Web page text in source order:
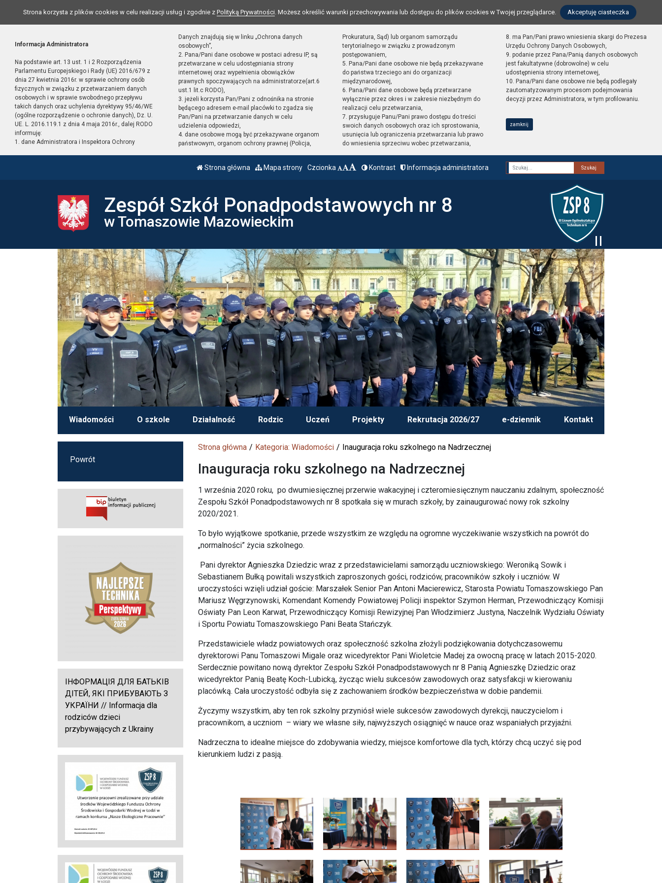
Strona korzysta z plików cookies w celu realizacji usług i zgodnie z Polityką Prywatności. Możesz określić warunki przechowywania lub dostępu do plików cookies w Twojej przeglądarce. Akceptuję ciasteczka
Informacja Administratora
Na podstawie art. 13 ust. 1 i 2 Rozporządzenia
Parlamentu Europejskiego i Rady (UE) 2016/679 z
dnia 27 kwietnia 2016r. w sprawie ochrony osób
fizycznych w związku z przetwarzaniem danych
osobowych i w sprawie swobodnego przepływu
takich danych oraz uchylenia dyrektywy 95/46/WE
(ogólne rozporządzenie o ochronie danych), Dz. U.
UE. L. 2016.119.1 z dnia 4 maja 2016r., dalej RODO
informuję:
1. dane Administratora i Inspektora Ochrony
Danych znajdują się w linku „Ochrona danych
osobowych”,
2. Pana/Pani dane osobowe w postaci adresu IP, są
przetwarzane w celu udostępniania strony
internetowej oraz wypełnienia obowiązków
prawnych spoczywających na administratorze(art.6
ust.1 lit.c RODO),
3. jeżeli korzysta Pan/Pani z odnośnika na stronie
będącego adresem e-mail placówki to zgadza się
Pan/Pani na przetwarzanie danych w celu
udzielenia odpowiedzi,
4. dane osobowe mogą być przekazywane organom
państwowym, organom ochrony prawnej (Policja,
Prokuratura, Sąd) lub organom samorządu
terytorialnego w związku z prowadzonym
postępowaniem,
5. Pana/Pani dane osobowe nie będą przekazywane
do państwa trzeciego ani do organizacji
międzynarodowej,
6. Pana/Pani dane osobowe będą przetwarzane
wyłącznie przez okres i w zakresie niezbędnym do
realizacji celu przetwarzania,
7. przysługuje Panu/Pani prawo dostępu do treści
swoich danych osobowych oraz ich sprostowania,
usunięcia lub ograniczenia przetwarzania lub prawo
do wniesienia sprzeciwu wobec przetwarzania,
8. ma Pan/Pani prawo wniesienia skargi do Prezesa
Urzędu Ochrony Danych Osobowych,
9. podanie przez Pana/Panią danych osobowych
jest fakultatywne (dobrowolne) w celu
udostępnienia strony internetowej,
10. Pana/Pani dane osobowe nie będą podlegały
zautomatyzowanym procesom podejmowania
decyzji przez Administratora, w tym profilowaniu.
zamknij
Strona główna Mapa strony Czcionka Kontrast Informacja administratora
Fraza
Zespół Szkół Ponadpodstawowych nr 8
w Tomaszowie Mazowieckim
Wiadomości O szkole Działalność Rodzic Uczeń Projekty Rekrutacja 2026/27 e-dziennik Kontakt
Strona główna Kategoria: Wiadomości Inauguracja roku szkolnego na Nadrzecznej
Inauguracja roku szkolnego na Nadrzecznej
1 września 2020 roku, po dwumiesięcznej przerwie wakacyjnej i czteromiesięcznym nauczaniu zdalnym, społeczność
Zespołu Szkół Ponadpodstawowych nr 8 spotkała się w murach szkoły, by zainaugurować nowy rok szkolny
2020/2021.
To było wyjątkowe spotkanie, przede wszystkim ze względu na ogromne wyczekiwanie wszystkich na powrót do
„normalności” życia szkolnego.
Pani dyrektor Agnieszka Dziedzic wraz z przedstawicielami samorządu uczniowskiego: Weroniką Sowik i
Sebastianem Bułką powitali wszystkich zaproszonych gości, rodziców, pracowników szkoły i uczniów. W
uroczystości wzięli udział goście: Marszałek Senior Pan Antoni Macierewicz, Starosta Powiatu Tomaszowskiego Pan
Mariusz Węgrzynowski, Komendant Komendy Powiatowej Policji inspektor Szymon Herman, Przewodniczący Komisji
Oświaty Pan Leon Karwat, Przewodniczący Komisji Rewizyjnej Pan Włodzimierz Justyna, Naczelnik Wydziału Oświaty
i Sportu Powiatu Tomaszowskiego Pani Beata Stańczyk.
Przedstawiciele władz powiatowych oraz społeczność szkolna złożyli podziękowania dotychczasowemu
dyrektorowi Panu Tomaszowi Migale oraz wicedyrektor Pani Wioletcie Madej za owocną pracę w latach 2015-2020.
Serdecznie powitano nową dyrektor Zespołu Szkół Ponadpodstawowych nr 8 Panią Agnieszkę Dziedzic oraz
wicedyrektor Panią Beatę Koch-Lubicką, życząc wielu sukcesów zawodowych oraz satysfakcji w kierowaniu
placówką. Cała uroczystość odbyła się z zachowaniem środków bezpieczeństwa w dobie pandemii.
Życzymy wszystkim, aby ten rok szkolny przyniósł wiele sukcesów zawodowych dyrekcji, nauczycielom i
pracownikom, a uczniom – wiary we własne siły, najwyższych osiągnięć w nauce oraz wspaniałych przyjaźni.
Nadrzeczna to idealne miejsce do zdobywania wiedzy, miejsce komfortowe dla tych, którzy chcą uczyć się pod
kierunkiem ludzi z pasją.
Powrót
ІНФОРМАЦІЯ ДЛЯ БАТЬКІВ
ДІТЕЙ, ЯКІ ПРИБУВАЮТЬ З
УКРАЇНИ // Informacja dla
rodziców dzieci
przybywających z Ukrainy